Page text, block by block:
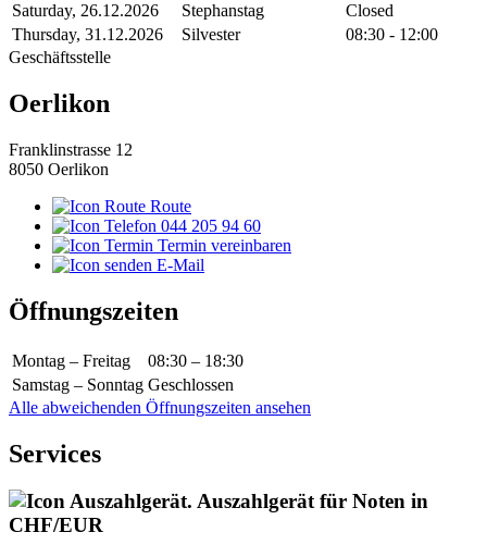
Saturday, 26.12.2026
Stephanstag
Closed
Thursday, 31.12.2026
Silvester
08:30 - 12:00
Geschäftsstelle
Oerlikon
Franklinstrasse 12
8050 Oerlikon
Route
044 205 94 60
Termin vereinbaren
E-Mail
Öffnungszeiten
Montag – Freitag
08:30 – 18:30
Samstag – Sonntag Geschlossen
Alle abweichenden Öffnungszeiten ansehen
Services
Auszahlgerät für Noten in
CHF/EUR